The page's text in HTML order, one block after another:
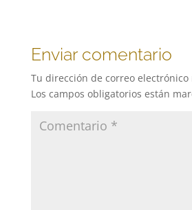
Enviar comentario
Tu dirección de correo
Los campos obligatorios están